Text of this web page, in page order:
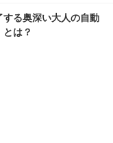
る奥深い大人の自動
は？